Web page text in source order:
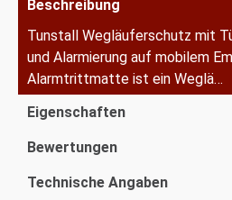
Beschreibung
Tunstall Wegläuferschutz mit
und Alarmierung auf mobilem
Alarmtrittmatte ist ein Weglä…
Eigenschaften
Bewertungen
Technische Angaben